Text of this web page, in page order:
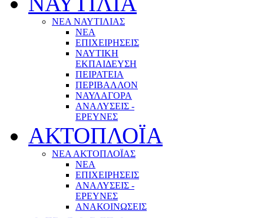
ΝΕΑ ΝΑΥΤΙΛΙΑΣ
ΝΕΑ
ΕΠΙΧΕΙΡΗΣΕΙΣ
ΝΑΥΤΙΚΗ
ΕΚΠΑΙΔΕΥΣΗ
ΠΕΙΡΑΤΕΙΑ
ΠΕΡΙΒΑΛΛΟΝ
ΝΑΥΛΑΓΟΡΑ
ΑΝΑΛΥΣΕΙΣ -
ΕΡΕΥΝΕΣ
ΑΚΤΟΠΛΟΪΑ
ΝΕΑ ΑΚΤΟΠΛΟΪΑΣ
ΝΕΑ
ΕΠΙΧΕΙΡΗΣΕΙΣ
ΑΝΑΛΥΣΕΙΣ -
ΕΡΕΥΝΕΣ
ΑΝΑΚΟΙΝΩΣΕΙΣ